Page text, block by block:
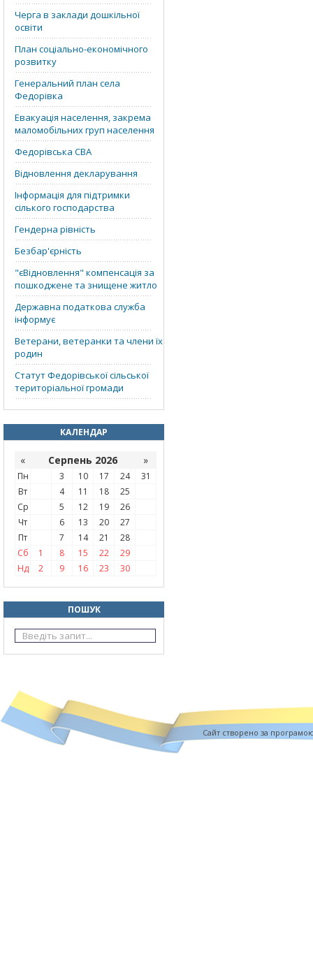
Черга в заклади дошкільної
освіти
План соціально-економічного
розвитку
Генеральний план села
Федорівка
Евакуація населення, закрема
маломобільних груп населення
Федорівська СВА
Відновлення декларування
Інформація для підтримки
сілького господарства
Гендерна рівність
Безбар'єрність
"єВідновлення" компенсація за
пошкоджене та знищене житло
Державна податкова служба
інформує
Ветерани, ветеранки та члени їх
родин
Статут Федорівської сільської
територіальної громади
КАЛЕНДАР
« Серпень 2026 »
Пн 3 10 17 24
31
Вт
4 11 18
25
Ср
5 12 19
26
Чт
6 13 20
27
Пт
7 14 21
28
Сб
1 8 15 22
29
Нд
2 9 16 23 30
ПОШУК
Cайт створено за